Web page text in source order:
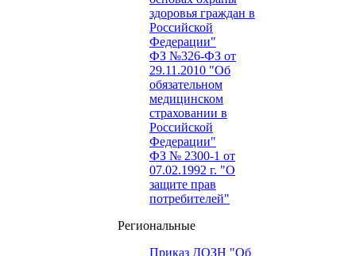
здоровья граждан в
Российской
Федерации"
ФЗ №326-ФЗ от
29.11.2010 "Об
обязательном
медицинском
страховании в
Российской
Федерации"
ФЗ № 2300-1 от
07.02.1992 г. "О
защите прав
потребителей"
Региональные
Приказ ДОЗН "Об